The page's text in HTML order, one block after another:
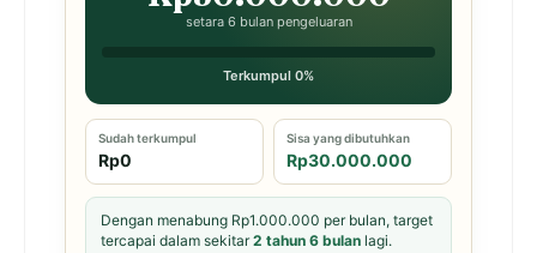
setara 6 bulan pengeluaran
Terkumpul 0%
Sudah terkumpul
Rp0
Sisa yang dibutuhkan
Rp30.000.000
Dengan menabung Rp1.000.000 per bulan, target
tercapai dalam sekitar2 tahun 6 bulan lagi.